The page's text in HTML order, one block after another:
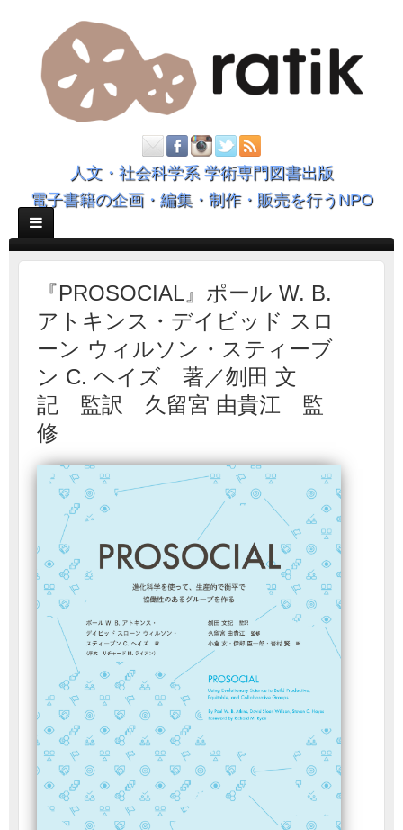
人文・社会科学系 学術専門図書出版
電子書籍の企画・編集・制作・販売を行うNPO
『PROSOCIAL』ポール W. B.
アトキンス・デイビッド スロ
ーン ウィルソン・スティーブ
ン C. ヘイズ 著／刎田 文
記 監訳 久留宮 由貴江 監
修